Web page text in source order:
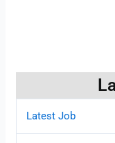
Latest Job